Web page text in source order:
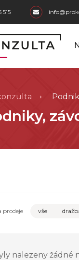
prodeje vše
nalezeny žádné